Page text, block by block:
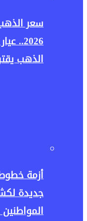
الذهب يقترب
أزمة
جديدة